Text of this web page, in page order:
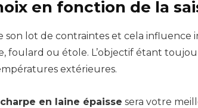
en fonction de la
son lot de contraintes et cela influence
foulard ou étole. L’objectif étant
extérieures.
en laine épaisse sera votre